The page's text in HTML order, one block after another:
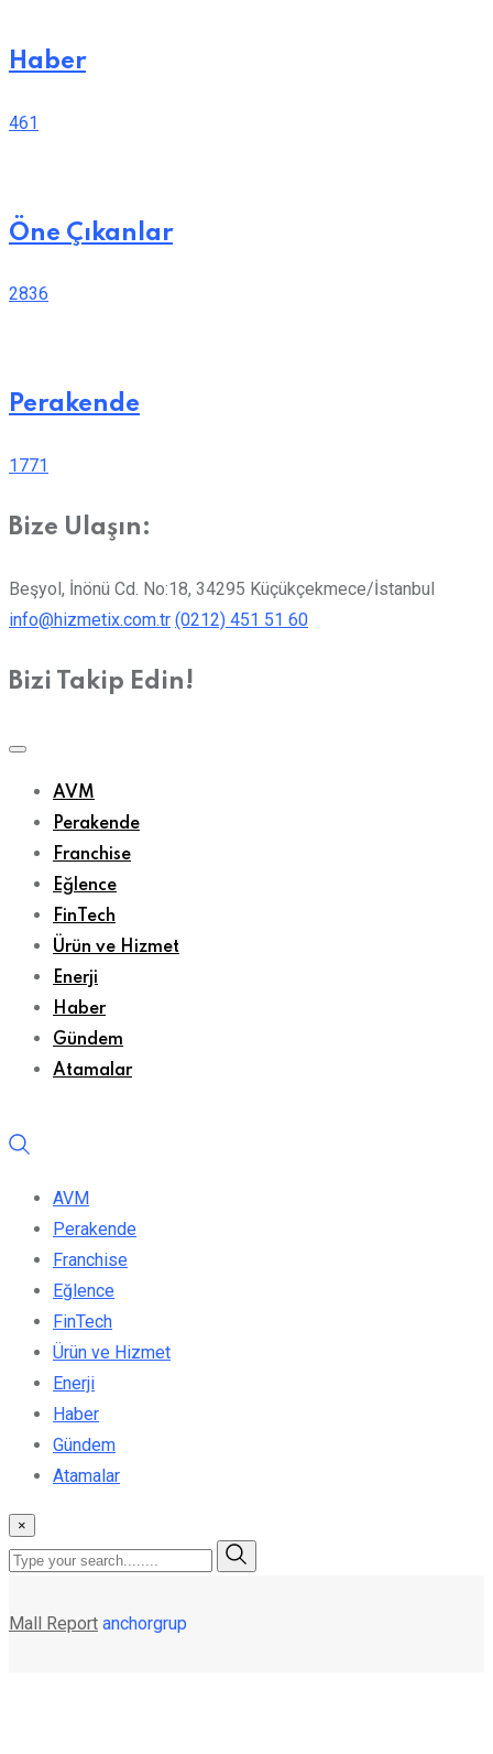
Haber
461
Öne Çıkanlar
2836
Perakende
1771
Bize Ulaşın:
Beşyol, İnönü Cd. No:18, 34295 Küçükçekmece/İstanbul
info@hizmetix.com.tr (0212) 451 51 60
Bizi Takip Edin!
AVM
Perakende
Franchise
Eğlence
FinTech
Ürün ve Hizmet
Enerji
Haber
Gündem
Atamalar
AVM
Perakende
Franchise
Eğlence
FinTech
Ürün ve Hizmet
Enerji
Haber
Gündem
Atamalar
×
Mall Report anchorgrup